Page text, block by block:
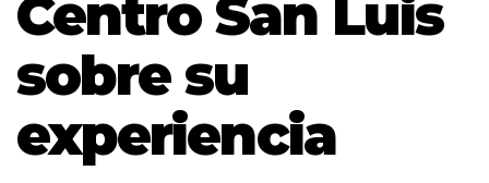
Centro San Luis
sobre su
experiencia